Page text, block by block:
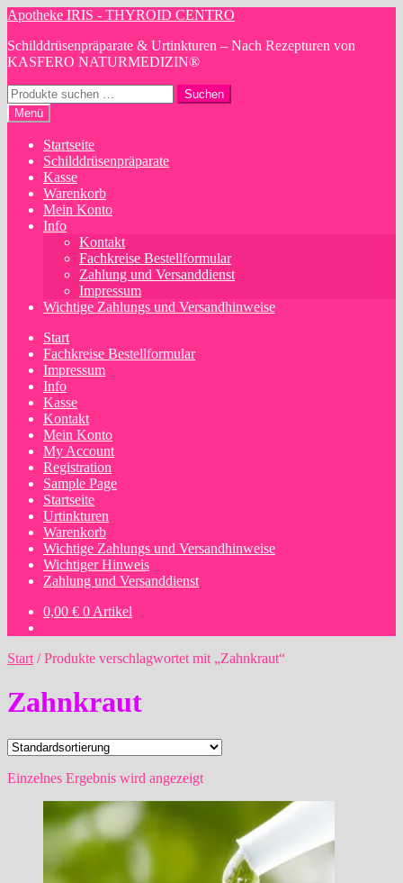
Zur
springen
Zum
springen
Apotheke IRIS - THYROID CENTRO
Schilddrüsenpräparate & Urtinkturen – Nach Rezepturen von
KASFERO NATURMEDIZIN®
Suchen
nach:
Suchen
Menü
Startseite
Schilddrüsenpräparate
Kasse
Warenkorb
Mein Konto
Info
Kontakt
Fachkreise Bestellformular
Zahlung und Versanddienst
Impressum
Wichtige Zahlungs und Versandhinweise
Start
Fachkreise Bestellformular
Impressum
Info
Kasse
Kontakt
Mein Konto
My Account
Registration
Sample Page
Startseite
Urtinkturen
Warenkorb
Wichtige Zahlungs und Versandhinweise
Wichtiger Hinweis
Zahlung und Versanddienst
0,00 € 0 Artikel
Start /Produkte verschlagwortet mit „Zahnkraut“
Zahnkraut
Einzelnes Ergebnis wird angezeigt